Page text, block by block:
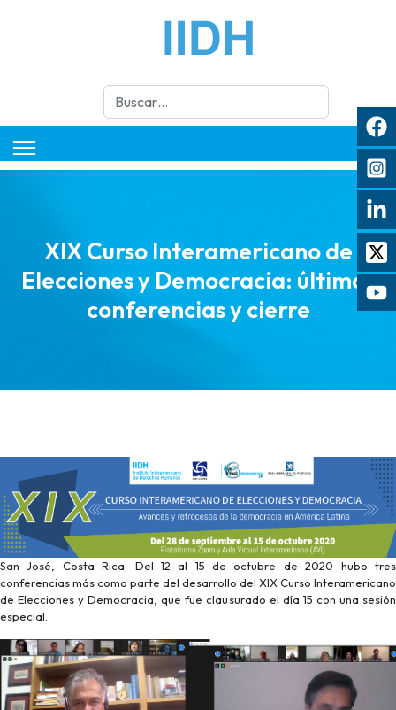
Buscar
XIX Curso Interamericano de
Elecciones y Democracia: últimas
conferencias y cierre
San José, Costa Rica. Del 12 al 15 de octubre de 2020 hubo tres
conferencias más como parte del desarrollo del XIX Curso Interamericano
de Elecciones y Democracia, que fue clausurado el día 15 con una sesión
especial.